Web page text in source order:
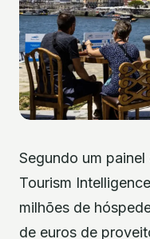
Segundo um
Tourism
milhões de
de euros de